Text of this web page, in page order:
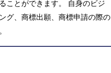
ことができます。 自身のビジ
グ、商標出願、商標申請の際の